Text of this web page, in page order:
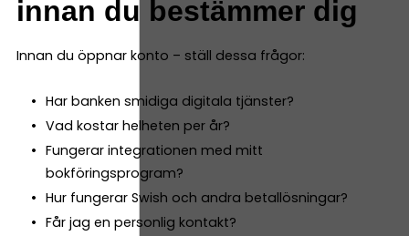
innan du bestämmer dig
Innan du öppnar konto – ställ dessa frågor:
Har banken smidiga digitala tjänster?
Vad kostar helheten per år?
Fungerar integrationen med mitt
bokföringsprogram?
Hur fungerar Swish och andra betallösningar?
Får jag en personlig kontakt?